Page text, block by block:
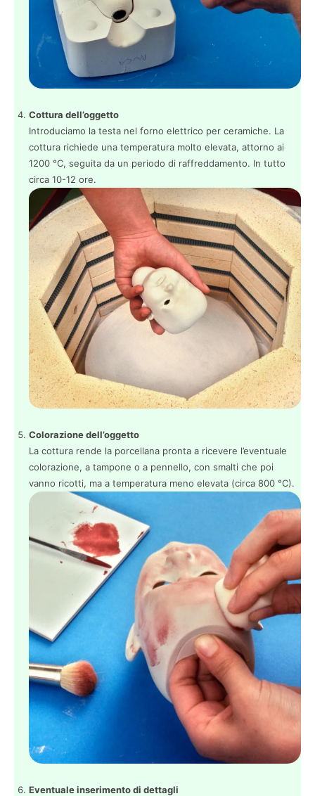
Cottura dell’oggetto
Introduciamo la testa nel forno elettrico per ceramiche. La
cottura richiede una temperatura molto elevata, attorno ai
1200 °C, seguita da un periodo di raffreddamento. In tutto
circa 10-12 ore.
Colorazione dell’oggetto
La cottura rende la porcellana pronta a ricevere l’eventuale
colorazione, a tampone o a pennello, con smalti che poi
vanno ricotti, ma a temperatura meno elevata (circa 800 °C).
Eventuale inserimento di dettagli